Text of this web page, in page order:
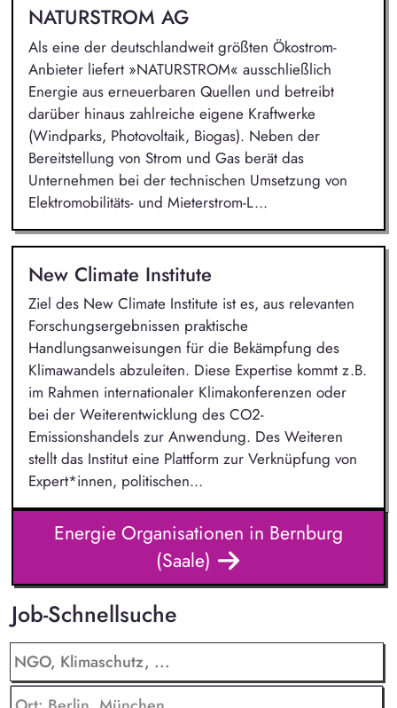
NATURSTROM AG
Als eine der deutschlandweit größten Ökostrom-
Anbieter liefert »NATURSTROM« ausschließlich
Energie aus erneuerbaren Quellen und betreibt
darüber hinaus zahlreiche eigene Kraftwerke
(Windparks, Photovoltaik, Biogas). Neben der
Bereitstellung von Strom und Gas berät das
Unternehmen bei der technischen Umsetzung von
Elektromobilitäts- und Mieterstrom-L...
New Climate Institute
Ziel des New Climate Institute ist es, aus relevanten
Forschungsergebnissen praktische
Handlungsanweisungen für die Bekämpfung des
Klimawandels abzuleiten. Diese Expertise kommt z.B.
im Rahmen internationaler Klimakonferenzen oder
bei der Weiterentwicklung des CO2-
Emissionshandels zur Anwendung. Des Weiteren
stellt das Institut eine Plattform zur Verknüpfung von
Expert*innen, politischen...
Energie Organisationen in Bernburg
(Saale)
Job-Schnellsuche